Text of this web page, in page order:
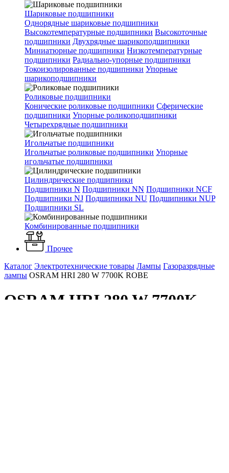
Шариковые подшипники
Однорядные шариковые подшипники
Высокотемпературные подшипники Высокоточные
подшипники Двухрядные шарикоподшипники
Миниатюрные подшипники Низкотемпературные
подшипники Радиально-упорные подшипники
Токоизолированные подшипники Упорные
шарикоподшипники
Роликовые подшипники
Конические роликовые подшипники Сферические
подшипники Упорные роликоподшипники
Четырехрядные подшипники
Игольчатые подшипники
Игольчатые роликовые подшипники Упорные
игольчатые подшипники
Цилиндрические подшипники
Подшипники N Подшипники NN Подшипники NCF
Подшипники NJ Подшипники NU Подшипники NUP
Подшипники SL
Комбинированные подшипники
Прочее
Каталог Электротехнические товары Лампы Газоразрядные
лампы OSRAM HRI 280 W 7700K ROBE
OSRAM HRI 280 W 7700K